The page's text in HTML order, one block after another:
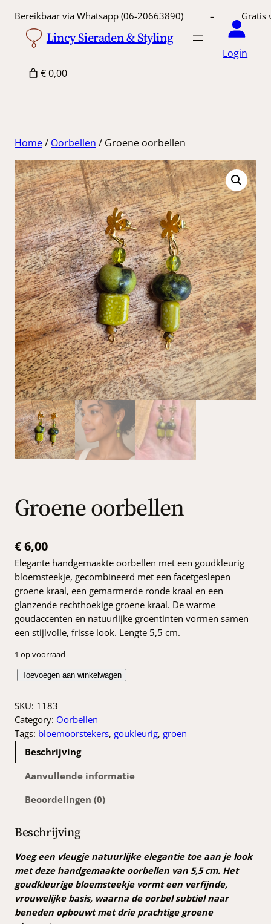
GaBereikbaar via Whatsapp (06-20663890) –
Lincy Sieraden & Styling
Login
€ 0,00
Home/ Oorbellen / Groene oorbellen
Groene oorbellen
€6,00
Elegante handgemaakte oorbellen met een goudkleurig
bloemsteekje, gecombineerd met een facetgeslepen
groene kraal, een gemarmerde ronde kraal en een
glanzende rechthoekige groene kraal. De warme
goudaccenten en natuurlijke groentinten vormen samen
een stijlvolle, frisse look. Lengte 5,5 cm.
1 op voorraad
G
o
e
n
e
l
e
n
a
a
n
Toevoegen aan winkelwagen
SKU: 1183
Category: Oorbellen
Tags: bloemoorstekers, goukleurig, groen
Beschrijving
Aanvullende informatie
Beoordelingen (0)
Beschrijving
Voeg een vleugje natuurlijke elegantie toe aan je look
met deze handgemaakte oorbellen van 5,5 cm. Het
goudkleurige bloemsteekje vormt een verfijnde,
vrouwelijke basis, waarna de oorbel subtiel naar
beneden opbouwt met drie prachtige groene